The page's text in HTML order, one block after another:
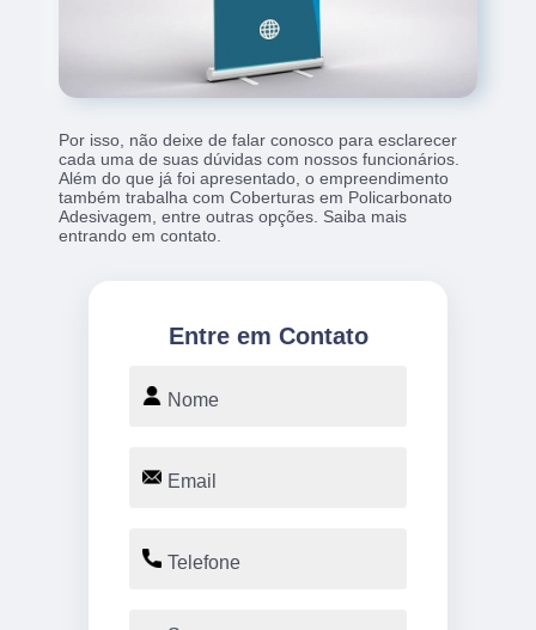
Por isso, não deixe de falar conosco para esclarecer
cada uma de suas dúvidas com nossos funcionários.
Além do que já foi apresentado, o empreendimento
também trabalha com Coberturas em Policarbonato
Adesivagem, entre outras opções. Saiba mais
entrando em contato.
Entre em Contato